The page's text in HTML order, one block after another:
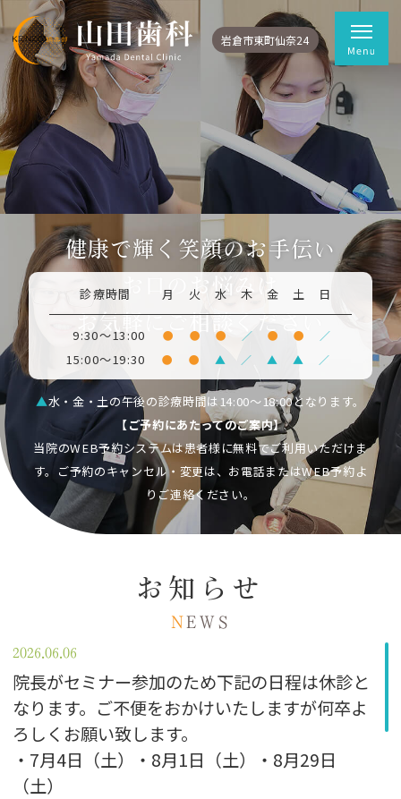
岩倉市東町仙奈24
健康で輝く笑顔のお手伝い
お口のお悩みは
お気軽にご相談ください
診療時間 月 火 水 木 金 土 日
9:30～13:00 ● ● ● ／ ● ● ／
15:00～19:30 ● ● ▲ ／ ▲ ▲ ／
▲水・金・土の午後の診療時間は14:00～18:00となります。
【ご予約にあたってのご案内】
当院のWEB予約システムは患者様に無料でご利用いただけま
す。ご予約のキャンセル・変更は、お電話またはWEB予約よ
りご連絡ください。
お知らせ
N EWS
2026.06.06
院長がセミナー参加のため下記の日程は休診と
なります。ご不便をおかけいたしますが何卒よ
ろしくお願い致します。
・7月4日（土）・8月1日（土）・8月29日
（土）